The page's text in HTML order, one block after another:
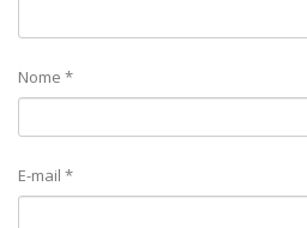
Nome *
E-mail *